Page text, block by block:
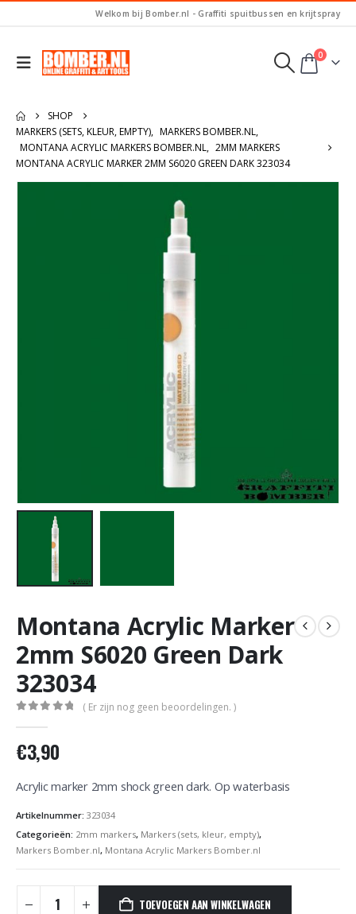
Welkom bij Bomber.nl - Graffiti spuitbussen en krijtspray
0
SHOP
MARKERS (SETS, KLEUR, EMPTY), MARKERS BOMBER.NL,
MONTANA ACRYLIC MARKERS BOMBER.NL, 2MM MARKERS
MONTANA ACRYLIC MARKER 2MM S6020 GREEN DARK 323034
Montana Acrylic Marker
2mm S6020 Green Dark
323034
( Er zijn nog geen beoordelingen. )
€3,90
Acrylic marker 2mm shock green dark. Op waterbasis
Artikelnummer: 323034
Categorieën: 2mm markers, Markers (sets, kleur, empty),
Markers Bomber.nl, Montana Acrylic Markers Bomber.nl
TOEVOEGEN AAN WINKELWAGEN